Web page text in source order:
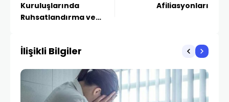
Kuruluşlarında
Ruhsatlandırma ve
Afiliasyonları
İlişikli Bilgiler